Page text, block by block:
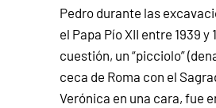
Pedro durante las
el Papa Pío XII entre 1939
cuestión, un “picciolo”
ceca de Roma con el
Verónica en una cara, fue